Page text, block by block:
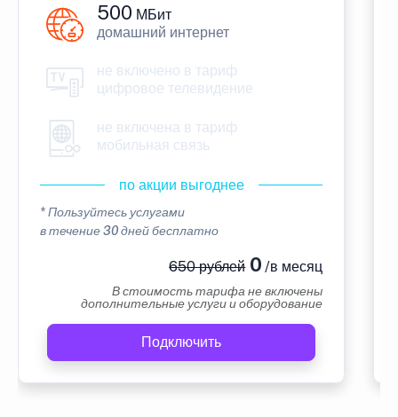
500 МБит
домашний интернет
не включено в тариф
цифровое телевидение
не включена в тариф
мобильная связь
по акции выгоднее
* Пользуйтесь услугами
в течение 30 дней бесплатно
650 рублей0 /в месяц
В стоимость тарифа не включены
дополнительные услуги и оборудование
Подключить